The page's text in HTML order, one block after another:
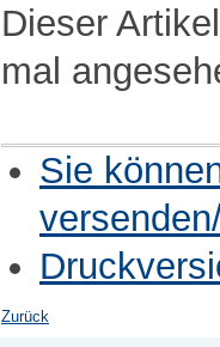
Dieser
mal
Sie
Zurück